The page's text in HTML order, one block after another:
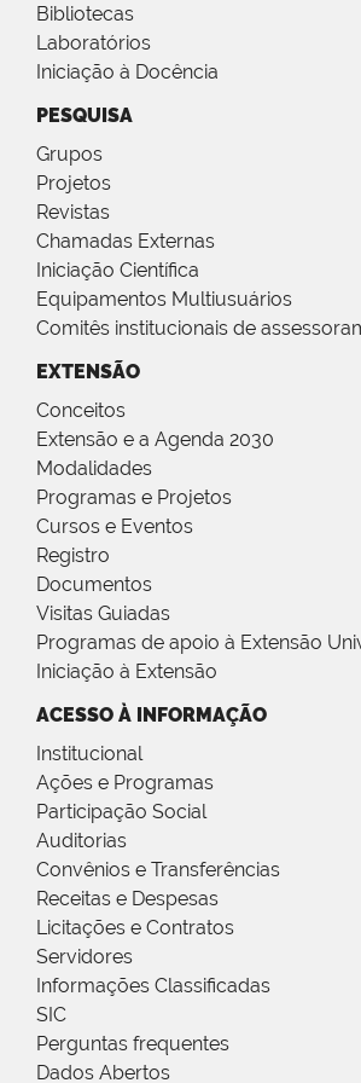
Bibliotecas
Laboratórios
Iniciação à Docência
PESQUISA
Grupos
Projetos
Revistas
Chamadas Externas
Iniciação Científica
Equipamentos Multiusuários
Comitês institucionais de
EXTENSÃO
Conceitos
Extensão e a Agenda 2030
Modalidades
Programas e Projetos
Cursos e Eventos
Registro
Documentos
Visitas Guiadas
Programas de apoio à Extensão
Iniciação à Extensão
ACESSO À INFORMAÇÃO
Institucional
Ações e Programas
Participação Social
Auditorias
Convênios e Transferências
Receitas e Despesas
Licitações e Contratos
Servidores
Informações Classificadas
SIC
Perguntas frequentes
Dados Abertos